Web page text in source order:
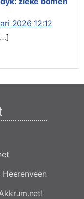
6 Akkrum
gesloten
da Akkrum
aanleggen
jirnsum en ter
(bopa), vergroten
van een
van een
nummer 11-1
wf-1009518
Akkrum nabij de
2026 12:12
Heerenveen